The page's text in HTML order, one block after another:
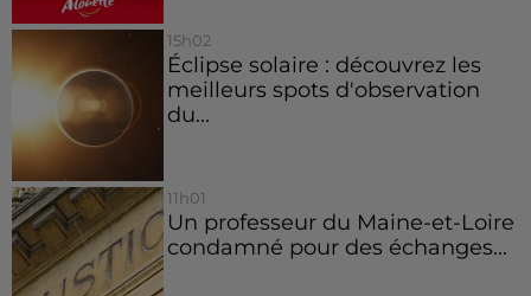
15h02
Éclipse solaire : découvrez les
meilleurs spots d'observation
du...
11h01
Un professeur du Maine-et-Loire
condamné pour des échanges...